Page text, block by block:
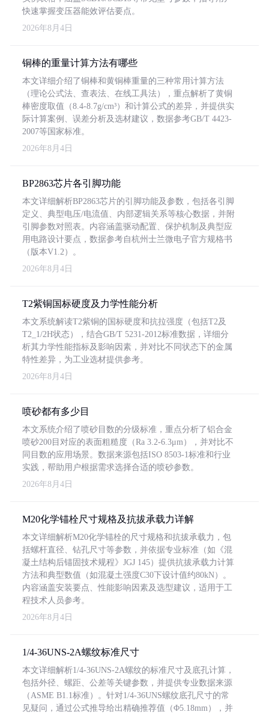
快速掌握变压器能效评估要点。
2026年8月4日
铜棒的重量计算方法有哪些
本文详细介绍了铜棒和黄铜棒重量的三种常用计算方法
（理论公式法、查表法、在线工具法），重点解析了黄铜
棒密度取值（8.4-8.7g/cm³）和计算公式的差异，并提供实
际计算案例、误差分析及选材建议，数据参考GB/T 4423-
2007等国家标准。
2026年8月4日
BP2863芯片各引脚功能
本文详细解析BP2863芯片的引脚功能及参数，包括各引脚
定义、典型电压/电流值、内部逻辑关系等核心数据，并附
引脚参数对照表。内容涵盖驱动配置、保护机制及典型应
用电路设计要点，数据参考自杭州士兰微电子官方规格书
（版本V1.2）。
2026年8月4日
T2紫铜国标硬度及力学性能分析
本文系统解读T2紫铜的国标硬度和抗拉强度（包括T2及
T2_1/2H状态），结合GB/T 5231-2012标准数据，详细分
析其力学性能指标及影响因素，并对比不同状态下的金属
特性差异，为工业选材提供参考。
2026年8月4日
喷砂都有多少目
本文系统介绍了喷砂目数的分级标准，重点分析了铝合金
喷砂200目对应的表面粗糙度（Ra 3.2-6.3μm），并对比不
同目数的应用场景。数据来源包括ISO 8503-1标准和行业
实践，帮助用户根据需求选择合适的喷砂参数。
2026年8月4日
M20化学锚栓尺寸规格及抗拔承载力详解
本文详细解析M20化学锚栓的尺寸规格和抗拔承载力，包
括螺杆直径、钻孔尺寸等参数，并依据专业标准（如《混
凝土结构后锚固技术规程》JGJ 145）提供抗拔承载力计算
方法和典型数值（如混凝土强度C30下设计值约80kN）。
内容涵盖安装要点、性能影响因素及选型建议，适用于工
程技术人员参考。
2026年8月4日
1/4-36UNS-2A螺纹标准尺寸
本文详细解析1/4-36UNS-2A螺纹的标准尺寸及底孔计算，
包括外径、螺距、公差等关键参数，并提供专业数据来源
（ASME B1.1标准）。针对1/4-36UNS螺纹底孔尺寸的常
见疑问，通过公式推导给出精确推荐值（Φ5.18mm），并